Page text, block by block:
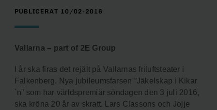
PUBLICERAT 10/02-2016
Vallarna – part of 2E Group
I år ska firas det rejält på Vallarnas friluftsteater i
Falkenberg. Nya jubileumsfarsen ”Jäkelskap i Kikar
´n” som har världspremiär söndagen den 3 juli 2016,
ska kröna 20 år av skratt. Lars Classons och Jojje